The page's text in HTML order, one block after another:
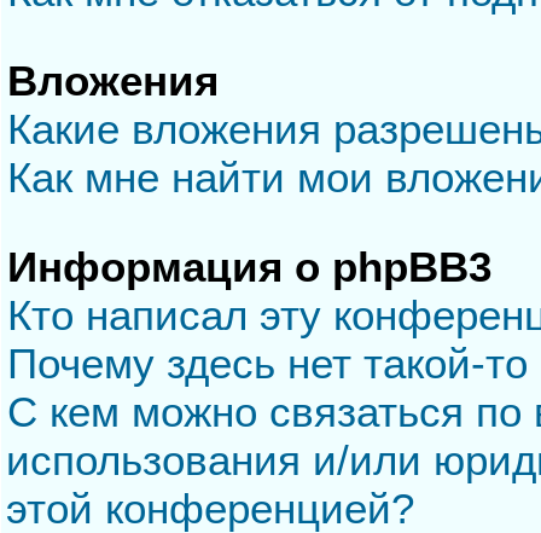
Вложения
Какие вложения
Как мне найти мои
Информация о phpBB3
Кто написал эту
Почему здесь нет такой-
С кем можно связаться по
использования и/или
этой конференцией?